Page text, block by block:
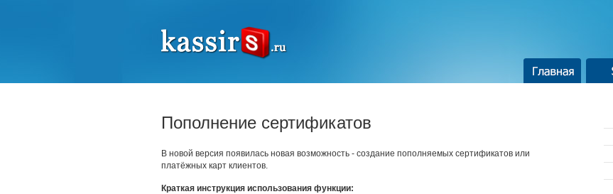
Главная
Пополнение сертификатов
В новой версия появилась новая возможность - создание пополняемых сертификатов или
платёжных карт клиентов.
Краткая инструкция использования функции: